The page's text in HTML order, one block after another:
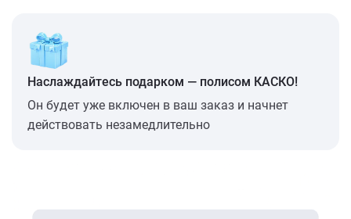
Наслаждайтесь подарком — полисом КАСКО!
Он будет уже включен в ваш заказ и начнет
действовать незамедлительно